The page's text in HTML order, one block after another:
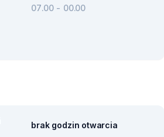
07.00 - 00.00
brak godzin otwarcia